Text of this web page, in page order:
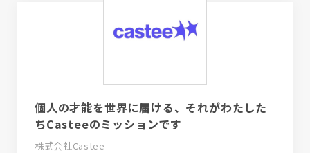
個人の才能を世界に届ける、それがわたした
ちCasteeのミッションです
株式会社Castee